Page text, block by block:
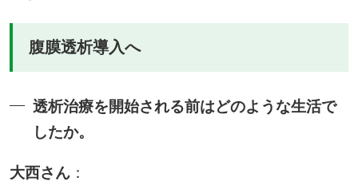
腹膜透析導入へ
透析治療を開始される前はどのような生活で
したか。
大西さん：